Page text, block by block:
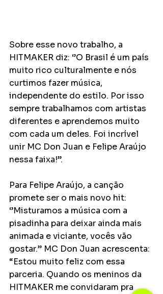
Sobre esse novo trabalho, a
HITMAKER diz: ‘’O Brasil é um país
muito rico culturalmente e nós
curtimos fazer música,
independente do estilo. Por isso
sempre trabalhamos com artistas
diferentes e aprendemos muito
com cada um deles. Foi incrível
unir MC Don Juan e Felipe Araújo
nessa faixa!’’.
Para Felipe Araújo, a canção
promete ser o mais novo hit:
‘’Misturamos a música com a
pisadinha para deixar ainda mais
animada e viciante, vocês vão
gostar.’’ MC Don Juan acrescenta:
“Estou muito feliz com essa
parceria. Quando os meninos da
HITMAKER me convidaram pra